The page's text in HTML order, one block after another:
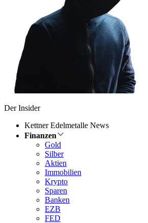
Der Insider
Kettner Edelmetalle News
Finanzen
Gold
Silber
Aktien
Immobilien
Krypto
Sparen
Banken
EZB
FED